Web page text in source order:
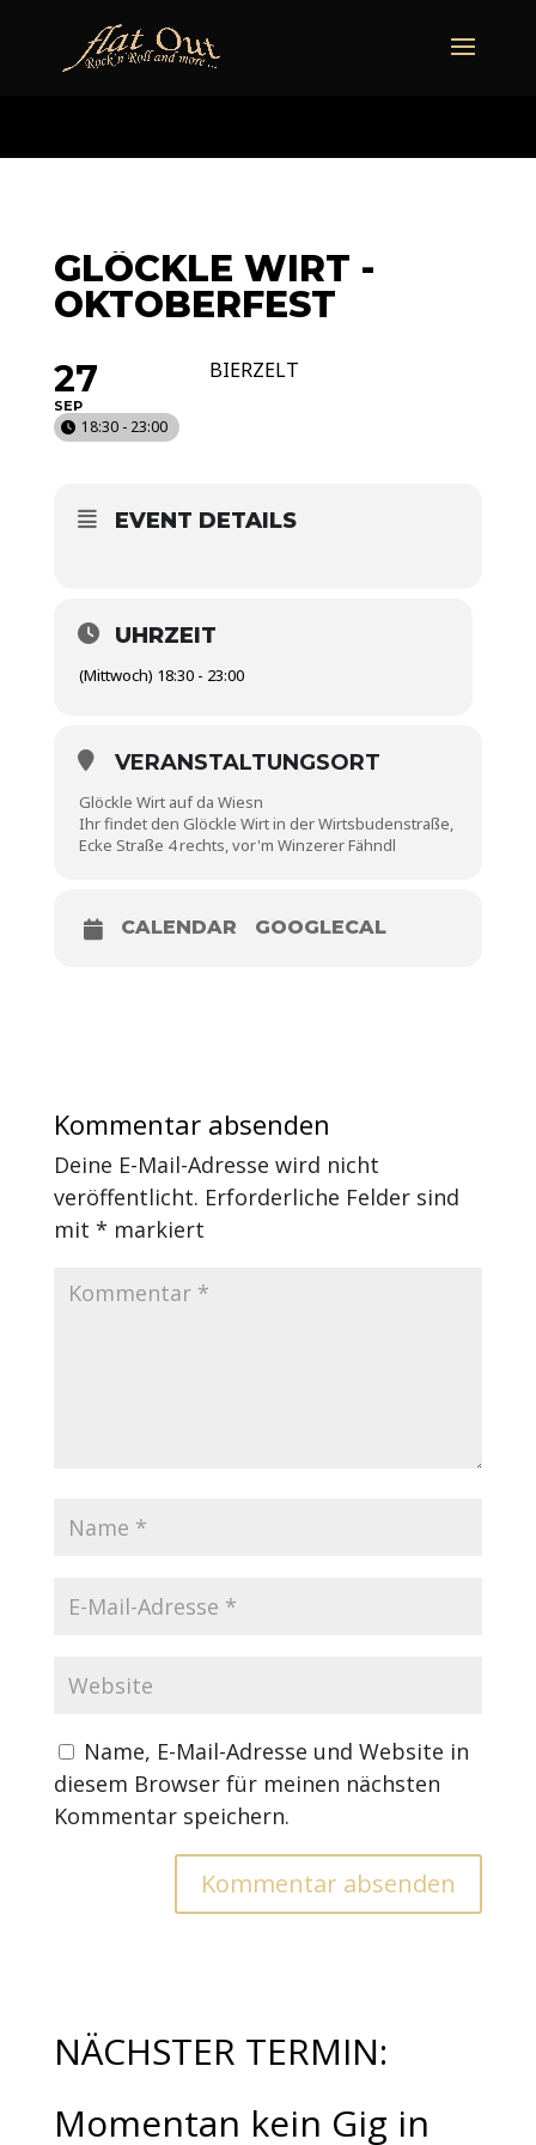
GLÖCKLE WIRT -
OKTOBERFEST
27
SEP
18:30 - 23:00
BIERZELT
EVENT DETAILS
UHRZEIT
(Mittwoch) 18:30 - 23:00
VERANSTALTUNGSORT
Glöckle Wirt auf da Wiesn
Ihr findet den Glöckle Wirt in der Wirtsbudenstraße,
Ecke Straße 4 rechts, vor'm Winzerer Fähndl
CALENDAR GOOGLECAL
Kommentar absenden
Deine E-Mail-Adresse wird nicht
veröffentlicht. Erforderliche Felder sind
mit * markiert
Name, E-Mail-Adresse und Website in
diesem Browser für meinen nächsten
Kommentar speichern.
NÄCHSTER TERMIN:
Momentan kein Gig in